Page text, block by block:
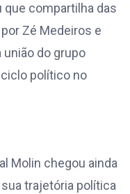
que compartilha das
Zé Medeiros e
união do grupo
político no
Molin chegou ainda
trajetória política